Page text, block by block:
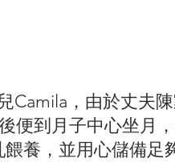
Camila，由於丈夫
便到月子中心坐月
養，並用心儲備足